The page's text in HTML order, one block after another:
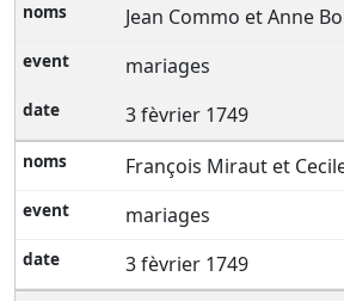
Jean Commo et Anne
mariages
3 fèvrier 1749
François Miraut et
mariages
3 fèvrier 1749